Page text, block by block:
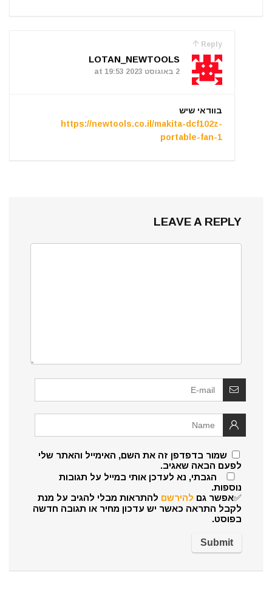
Reply
LOTAN_NEWTOOLS
2 באוגוסט 2023 at 19:53
בוודאי שיש
https://newtools.co.il/makita-dcf102z-
portable-fan-1
LEAVE A REPLY
שמור בדפדפן זה את השם, האימייל והאתר שלי
לפעם הבאה שאגיב.
הגבתי, נא לעדכן אותי במייל על תגובות
נוספות.
✅אפשר גם להירשם להתראות מבלי להגיב על מנת
לקבל התראה כאשר יש עדכון מחיר או תגובה חדשה
בפוסט.